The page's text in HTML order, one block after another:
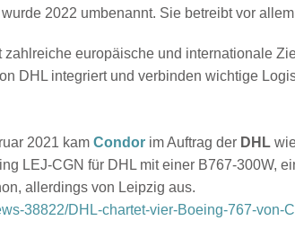
2022 umbenannt. Sie betreibt vor
zahlreiche europäische und internationale
DHL integriert und verbinden wichtige
2021 kam Condor im Auftrag der DHL
LEJ-CGN für DHL mit einer B767-300W,
allerdings von Leipzig aus.
38822/DHL-chartet-vier-Boeing-767-von-